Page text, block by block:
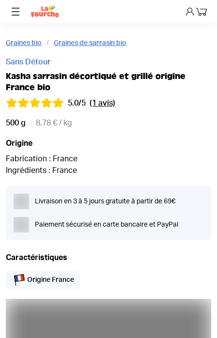
Mon
Graines bio Graines de sarrasin bio
Sans Détour
Kasha sarrasin décortiqué et grillé origine
France bio
5.0/5 (1 avis)
500 g 8,78 € / kg
Origine
Fabrication : France
Ingrédients : France
Livraison en 3 à 5 jours gratuite à partir de 69€
Paiement sécurisé en carte bancaire et PayPal
Caractéristiques
Origine France